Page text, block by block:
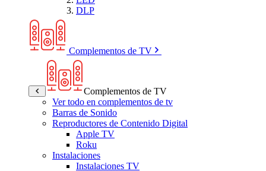
DLP
Complementos de TV
Complementos de TV
Ver todo en complementos de tv
Barras de Sonido
Reproductores de Contenido Digital
Apple TV
Roku
Instalaciones
Instalaciones TV